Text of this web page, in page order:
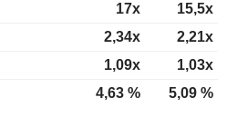
17x
15,5x
2,34x
2,21x
1,09x
1,03x
4,63 % 5,09 %